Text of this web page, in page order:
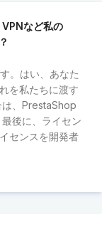
など私の
。はい、あなた
を私たちに渡す
は、PrestaShop
後に、ライセン
センスを開発者